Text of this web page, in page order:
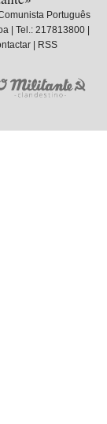
Português
| Tel.: 217813800 |
RSS